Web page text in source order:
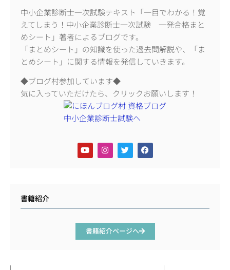
中小企業診断士一次試験テキスト「一目でわかる！覚
えてしまう！中小企業診断士一次試験 一発合格まと
めシート」著者によるブログです。
「まとめシート」の知識を使った過去問解説や、「ま
とめシート」に関する情報を発信していきます。
◆ブログ村参加しています◆
気に入っていただけたら、クリックお願いします！
書籍紹介
書籍紹介ページへ